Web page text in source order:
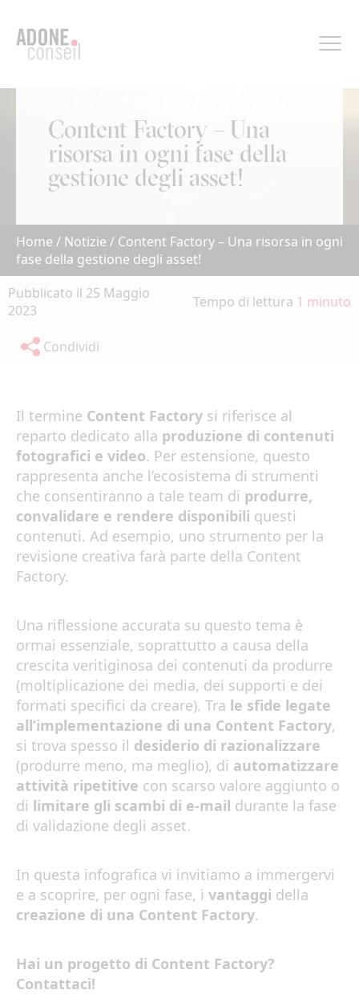
Content Factory – Una
risorsa in ogni fase della
gestione degli asset!
Home / Notizie / Content Factory – Una risorsa in ogni
fase della gestione degli asset!
Pubblicato il 25 Maggio
2023
Tempo di lettura 1 minuto
Condividi
Il termine Content Factory si riferisce al
reparto dedicato alla produzione di contenuti
fotografici e video. Per estensione, questo
rappresenta anche l’ecosistema di strumenti
che consentiranno a tale team di produrre,
convalidare e rendere disponibili questi
contenuti. Ad esempio, uno strumento per la
revisione creativa farà parte della Content
Factory.
Una riflessione accurata su questo tema è
ormai essenziale, soprattutto a causa della
crescita veritiginosa dei contenuti da produrre
(moltiplicazione dei media, dei supporti e dei
formati specifici da creare). Tra le sfide legate
all’implementazione di una Content Factory,
si trova spesso il desiderio di razionalizzare
(produrre meno, ma meglio), di automatizzare
attività ripetitive con scarso valore aggiunto o
di limitare gli scambi di e-mail durante la fase
di validazione degli asset.
In questa infografica vi invitiamo a immergervi
e a scoprire, per ogni fase, i vantaggi della
creazione di una Content Factory.
Hai un progetto di Content Factory?
Contattaci!